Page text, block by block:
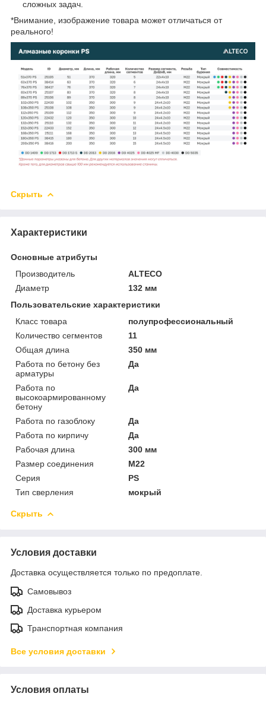
сложных задач.
*Внимание, изображение товара может отличаться от
реального!
Скрыть
Характеристики
Основные атрибуты
Производитель
ALTECO
Диаметр
132 мм
Пользовательские характеристики
Класс товара
полупрофессиональный
Количество сегментов
11
Общая длина
350 мм
Работа по бетону без
арматуры
Да
Работа по
высокоармированному
бетону
Да
Работа по газоблоку
Да
Работа по кирпичу
Да
Рабочая длина
300 мм
Размер соединения
М22
Серия
PS
Тип сверления
мокрый
Скрыть
Условия доставки
Доставка осуществляется только по предоплате.
Самовывоз
Доставка курьером
Транспортная компания
Все условия доставки
Условия оплаты